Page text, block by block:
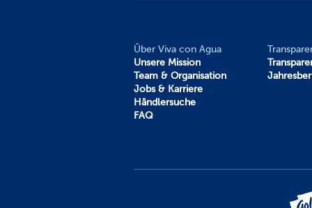
Über Viva con Agua
Unsere Mission
Team & Organisation
Jobs & Karriere
Händlersuche
FAQ